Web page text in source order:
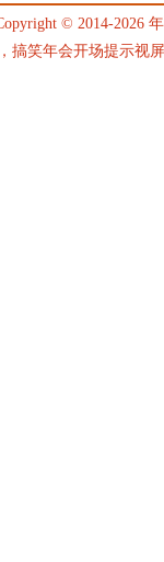
© 2014-2026
搞笑年会开场提示视